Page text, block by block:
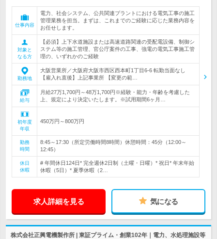
仕事内容
電力、社会システム、公共関連プラントにおける電気工事の施工
管理業務を担当。まずは、これまでのご経験に応じた業務内容を
お任せします。
対象と
なる方
【必須】上下水道施設または高速道路関連の受配電設備、制御シ
ステム等の施工管理、官公庁案件の工事、強電の電気工事施工管
理の、いずれかのご経験
勤務地
大阪営業所／大阪府大阪市西区西本町1丁目6-6 転勤当面なし
【雇入れ直後】上記事業所 【変更の範…
給与
月給27万1,700円～48万1,700円※経験・能力・年齢を考慮した
上、規定により決定いたします。※試用期間6ヶ月…
初年度
年収
450万円～800万円
勤務
時間
8:45～17:30（所定労働時間8時間）休憩時間：45分（12:00～
12:45）
休日
休暇
# 年間休日124日* 完全週休2日制（土曜・日曜）* 祝日* 年末年始
休暇（5日）* 夏季休暇（2…
求人詳細を見る 気になる
株式会社正興電機製作所 | 東証プライム・創業102年｜電力、水処理施設等